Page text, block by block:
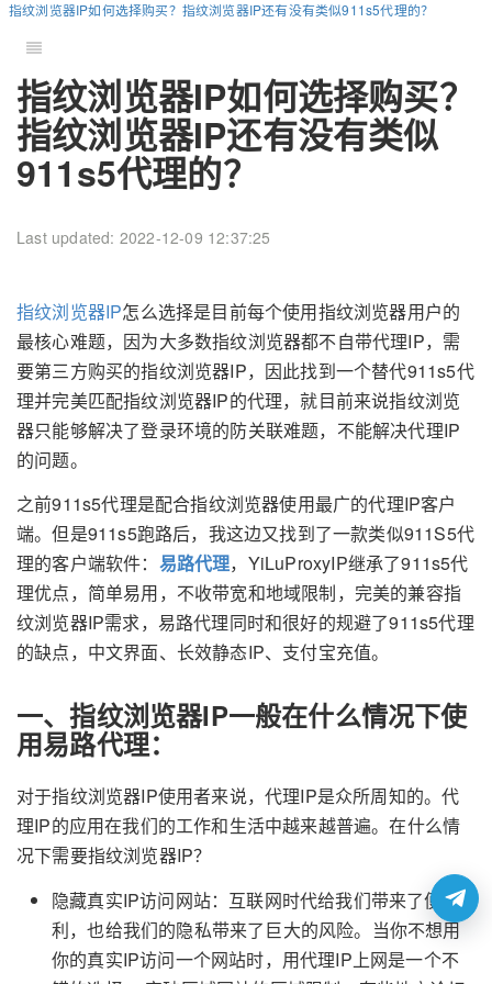
指纹浏览器IP如何选择购买？指纹浏览器IP还有没有类似911s5代理的？
指纹浏览器IP如何选择购买？
指纹浏览器IP还有没有类似
911s5代理的？
Last updated: 2022-12-09 12:37:25
指纹浏览器IP怎么选择是目前每个使用指纹浏览器用户的
最核心难题，因为大多数指纹浏览器都不自带代理IP，需
要第三方购买的指纹浏览器IP，因此找到一个替代911s5代
理并完美匹配指纹浏览器IP的代理，就目前来说指纹浏览
器只能够解决了登录环境的防关联难题，不能解决代理IP
的问题。
之前911s5代理是配合指纹浏览器使用最广的代理IP客户
端。但是911s5跑路后，我这边又找到了一款类似911S5代
理的客户端软件： 易路代理，YiLuProxyIP继承了911s5代
理优点，简单易用，不收带宽和地域限制，完美的兼容指
纹浏览器IP需求，易路代理同时和很好的规避了911s5代理
的缺点，中文界面、长效静态IP、支付宝充值。
一、指纹浏览器IP一般在什么情况下使
用易路代理：
对于指纹浏览器IP使用者来说，代理IP是众所周知的。代
理IP的应用在我们的工作和生活中越来越普遍。在什么情
况下需要指纹浏览器IP？
隐藏真实IP访问网站：互联网时代给我们带来了便
利，也给我们的隐私带来了巨大的风险。当你不想用
你的真实IP访问一个网站时，用代理IP上网是一个不